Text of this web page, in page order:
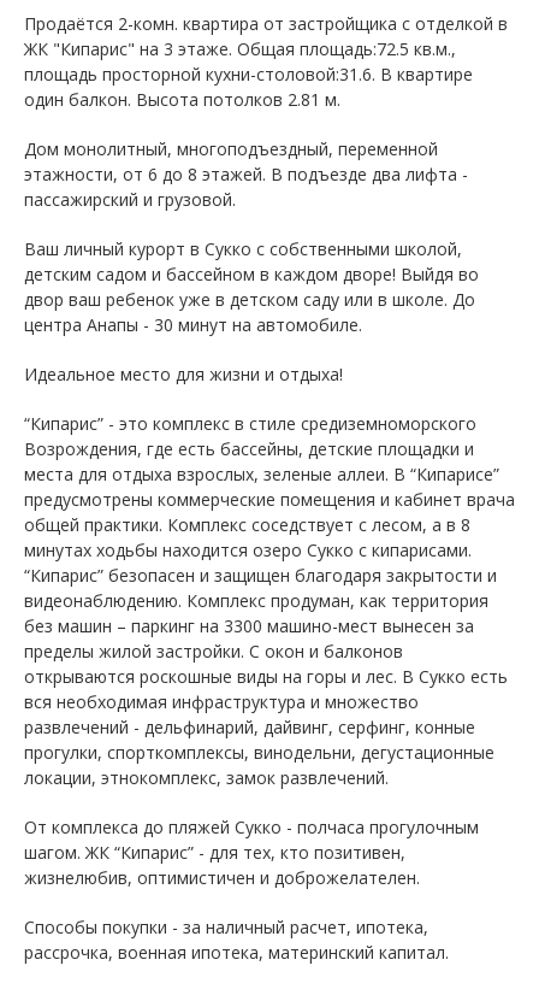
Продаётся 2-комн. квартира от застройщика c отделкой в
ЖК "Кипарис" на 3 этаже. Общая площадь:72.5 кв.м.,
площадь просторной кухни-столовой:31.6. B квартире
один балкон. Высота потолков 2.81 м.
Дом монолитный, многоподъездный, переменной
этажности, от 6 до 8 этажей. B подъезде два лифта -
пассажирский и грузовой.
Ваш личный курорт в Сукко с собственными школой,
детским садом и бассейном в каждом дворе! Выйдя во
двор ваш ребенок уже в детском саду или в школе. До
центра Анапы - 30 минут на автомобиле.
Идеальное место для жизни и отдыха!
“Кипарис” - это комплекс в стиле средиземноморского
Возрождения, где есть бассейны, детские площадки и
места для отдыха взрослых, зеленые аллеи. В “Кипарисе”
предусмотрены коммерческие помещения и кабинет врача
общей практики. Комплекс соседствует с лесом, а в 8
минутах ходьбы находится озеро Сукко с кипарисами.
“Кипарис” безопасен и защищен благодаря закрытости и
видеонаблюдению. Комплекс продуман, как территория
без машин – паркинг на 3300 машино-мест вынесен за
пределы жилой застройки. С окон и балконов
открываются роскошные виды на горы и лес. В Сукко есть
вся необходимая инфраструктура и множество
развлечений - дельфинарий, дайвинг, серфинг, конные
прогулки, спорткомплексы, винодельни, дегустационные
локации, этнокомплекс, замок развлечений.
От комплекса до пляжей Сукко - полчаса прогулочным
шагом. ЖК “Кипарис” - для тех, кто позитивен,
жизнелюбив, оптимистичен и доброжелателен.
Способы покупки - за наличный расчет, ипотека,
рассрочка, военная ипотека, материнский капитал.